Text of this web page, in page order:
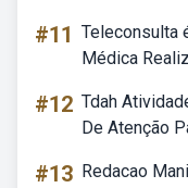
#11 Teleconsulta
Médica
#12 Tdah
De Atenção
#13 Redacao